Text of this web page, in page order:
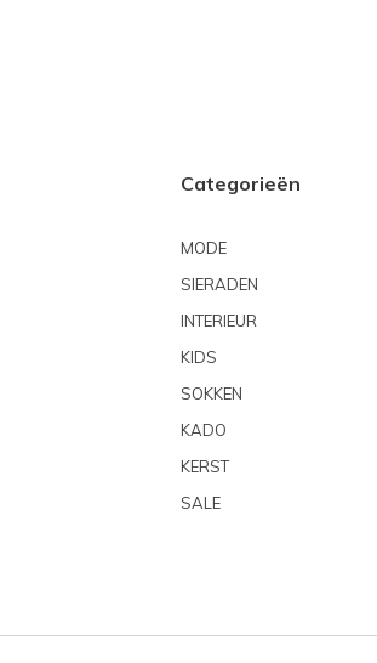
Categorieën
MODE
SIERADEN
INTERIEUR
KIDS
SOKKEN
KADO
KERST
SALE